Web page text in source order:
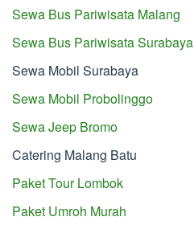
Sewa Bus Pariwisata Malang
Sewa Bus Pariwisata Surabaya
Sewa Mobil Surabaya
Sewa Mobil Probolinggo
Sewa Jeep Bromo
Catering Malang Batu
Paket Tour Lombok
Paket Umroh Murah